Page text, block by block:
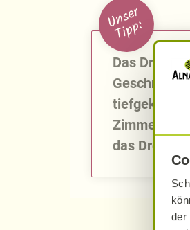
der
U
n
s
e
r
T
i
p
p
:
Das
tiefgekühlte
das